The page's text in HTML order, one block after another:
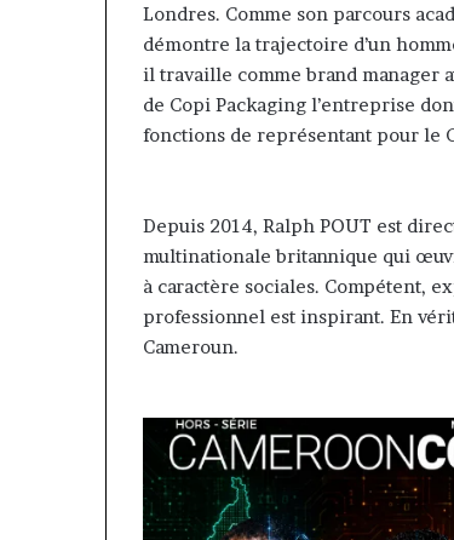
Londres. Comme son parcours
démontre la trajectoire d’un
il travaille comme brand manager
de Copi Packaging l’entreprise
fonctions de représentant pour le
Depuis 2014, Ralph POUT est
multinationale britannique qui
à caractère sociales. Compétent,
professionnel est inspirant. En
Cameroun.